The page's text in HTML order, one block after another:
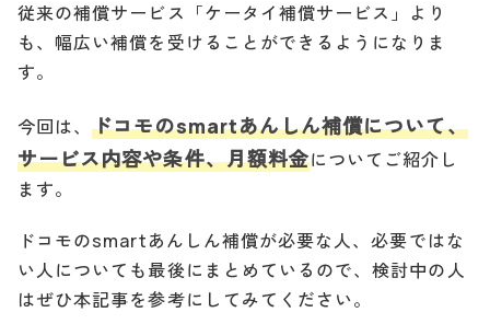
従来の補償サービス「ケータイ補償サービス」より
も、幅広い補償を受けることができるようになりま
す。
今回は、ドコモのsmartあんしん補償について、
サービス内容や条件、月額料金についてご紹介し
ます。
ドコモのsmartあんしん補償が必要な人、必要ではな
い人についても最後にまとめているので、検討中の人
はぜひ本記事を参考にしてみてください。